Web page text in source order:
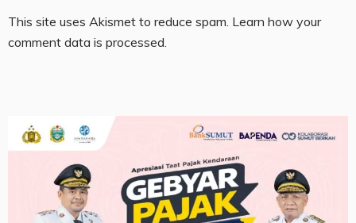
This site uses Akismet to reduce spam. Learn how your
comment data is processed.